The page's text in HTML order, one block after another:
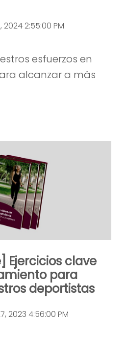
2024 2:55:00 PM
esfuerzos en
alcanzar a más
Ejercicios clave
para
deportistas
2023 4:56:00 PM